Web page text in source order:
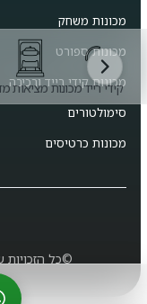
מכונות משחק
מכונות ספורט
מכונות קידי רייד ורכיבה
סימולטורים
מכונות כרטיסים
©כל הזכויות
קידי ריידמכונות מציאות